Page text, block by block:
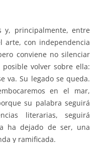
y, principalmente, entre
arte, con independencia
conviene no silenciar
volver sobre ella:
va. Su legado se queda.
en el mar,
su palabra seguirá
literarias, seguirá
ha dejado de ser, una
y ramificada.